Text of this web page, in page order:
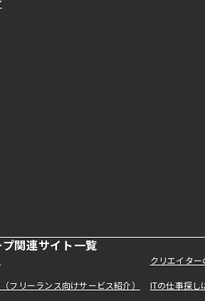
関連サイト一覧
クリエイタ
フリーランス向けサービス紹介） ITの仕事探